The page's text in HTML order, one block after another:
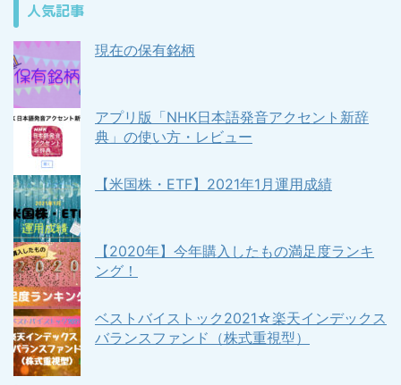
人気記事
現在の保有銘柄
アプリ版「NHK日本語発音アクセント新辞
典」の使い方・レビュー
【米国株・ETF】2021年1月運用成績
【2020年】今年購入したもの満足度ランキ
ング！
ベストバイストック2021☆楽天インデックス
バランスファンド（株式重視型）